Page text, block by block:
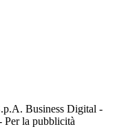
Business Digital -
Per la pubblicità